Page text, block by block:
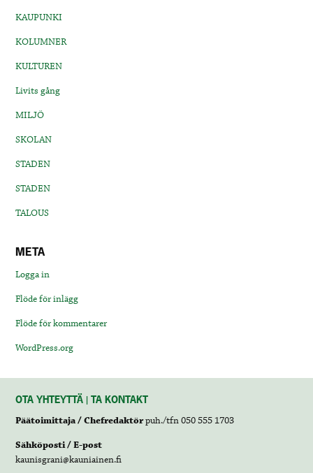
KAUPUNKI
KOLUMNER
KULTUREN
Livits gång
MILJÖ
SKOLAN
STADEN
STADEN
TALOUS
META
Logga in
Flöde för inlägg
Flöde för kommentarer
WordPress.org
OTA YHTEYTTÄ | TA KONTAKT
Päätoimittaja / Chefredaktörpuh./tfn 050 555 1703
Sähköposti / E-post
kaunisgrani@kauniainen.fi